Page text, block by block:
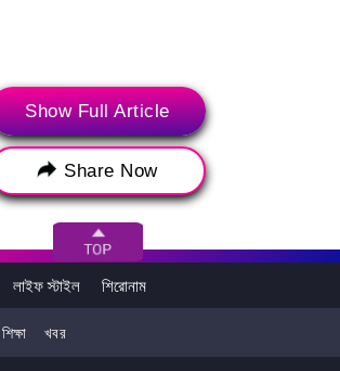
ইউটিউব সহ সোশাল মিডিয়া থেকে আপনার কাছে সর্বশেষতম
ট্রেন্ডস এবং ইনফরমেশন নিয়ে আসে SocialLY। উপরের
মিডিয়া অ্যাকাউন্ট থেকে সরাসরি এম্বেড করা হয়েছে
সংশোধন বা সম্পাদনা করেনি। সোশাল মিডিয়া পোস্টের
র মতামতকে প্রতিফলিত করে না। লেটেস্টলি এর জন্য
করে না।)
Show Full Article
Share Now
লাইফ স্টাইল শিরোনাম
শিক্ষা খবর